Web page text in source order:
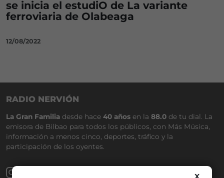
se inicia el estudiO de La variante
ferroviaria de Olabeaga
12/08/2022
RADIO NERVIÓN
La Gran Familia desde hace 40 años en la 88.0 de tu dial. La
emisora de Bilbao para todos los públicos, con Más Música,
información a menos cinco, deportes, tráfico y la
participación de los oyentes.